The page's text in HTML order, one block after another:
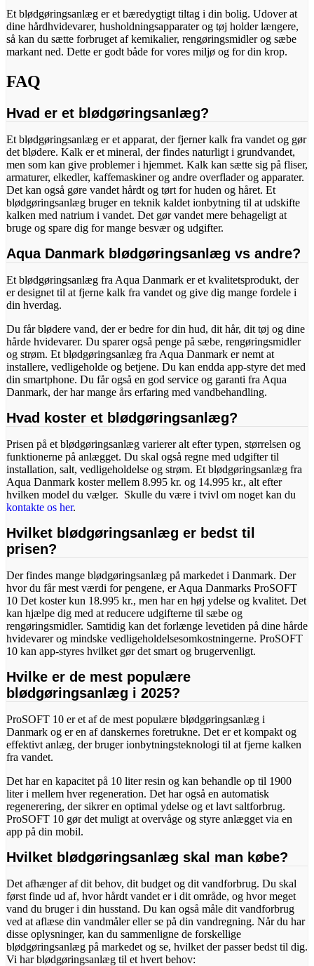
Et blødgøringsanlæg er et bæredygtigt tiltag i din bolig. Udover at
dine hårdhvidevarer, husholdningsapparater og tøj holder længere,
så kan du sætte forbruget af kemikalier, rengøringsmidler og sæbe
markant ned. Dette er godt både for vores miljø og for din krop.
FAQ
Hvad er et blødgøringsanlæg?
Et blødgøringsanlæg er et apparat, der fjerner kalk fra vandet og gør
det blødere. Kalk er et mineral, der findes naturligt i grundvandet,
men som kan give problemer i hjemmet. Kalk kan sætte sig på fliser,
armaturer, elkedler, kaffemaskiner og andre overflader og apparater.
Det kan også gøre vandet hårdt og tørt for huden og håret. Et
blødgøringsanlæg bruger en teknik kaldet ionbytning til at udskifte
kalken med natrium i vandet. Det gør vandet mere behageligt at
bruge og spare dig for mange besvær og udgifter.
Aqua Danmark blødgøringsanlæg vs andre?
Et blødgøringsanlæg fra Aqua Danmark er et kvalitetsprodukt, der
er designet til at fjerne kalk fra vandet og give dig mange fordele i
din hverdag.
Du får blødere vand, der er bedre for din hud, dit hår, dit tøj og dine
hårde hvidevarer. Du sparer også penge på sæbe, rengøringsmidler
og strøm. Et blødgøringsanlæg fra Aqua Danmark er nemt at
installere, vedligeholde og betjene. Du kan endda app-styre det med
din smartphone. Du får også en god service og garanti fra Aqua
Danmark, der har mange års erfaring med vandbehandling.
Hvad koster et blødgøringsanlæg?
Prisen på et blødgøringsanlæg varierer alt efter typen, størrelsen og
funktionerne på anlægget. Du skal også regne med udgifter til
installation, salt, vedligeholdelse og strøm. Et blødgøringsanlæg fra
Aqua Danmark koster mellem 8.995 kr. og 14.995 kr., alt efter
hvilken model du vælger. Skulle du være i tvivl om noget kan du
kontakte os her.
Hvilket blødgøringsanlæg er bedst til
prisen?
Der findes mange blødgøringsanlæg på markedet i Danmark. Der
hvor du får mest værdi for pengene, er Aqua Danmarks ProSOFT
10 Det koster kun 18.995 kr., men har en høj ydelse og kvalitet. Det
kan hjælpe dig med at reducere udgifterne til sæbe og
rengøringsmidler. Samtidig kan det forlænge levetiden på dine hårde
hvidevarer og mindske vedligeholdelsesomkostningerne. ProSOFT
10 kan app-styres hvilket gør det smart og brugervenligt.
Hvilke er de mest populære
blødgøringsanlæg i 2025?
ProSOFT 10 er et af de mest populære blødgøringsanlæg i
Danmark og er en af danskernes foretrukne. Det er et kompakt og
effektivt anlæg, der bruger ionbytningsteknologi til at fjerne kalken
fra vandet.
Det har en kapacitet på 10 liter resin og kan behandle op til 1900
liter i mellem hver regeneration. Det har også en automatisk
regenerering, der sikrer en optimal ydelse og et lavt saltforbrug.
ProSOFT 10 gør det muligt at overvåge og styre anlægget via en
app på din mobil.
Hvilket blødgøringsanlæg skal man købe?
Det afhænger af dit behov, dit budget og dit vandforbrug. Du skal
først finde ud af, hvor hårdt vandet er i dit område, og hvor meget
vand du bruger i din husstand. Du kan også måle dit vandforbrug
ved at aflæse din vandmåler eller se på din vandregning. Når du har
disse oplysninger, kan du sammenligne de forskellige
blødgøringsanlæg på markedet og se, hvilket der passer bedst til dig.
Vi har blødgøringsanlæg til et hvert behov: